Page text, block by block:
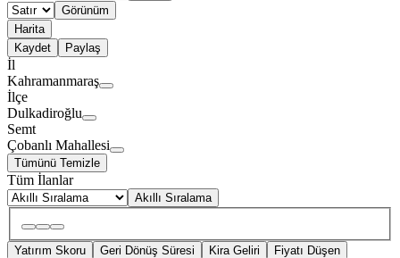
Görünüm
Harita
Kaydet
Paylaş
İl
Kahramanmaraş
İlçe
Dulkadiroğlu
Semt
Çobanlı Mahallesi
Tümünü Temizle
Tüm İlanlar
Akıllı Sıralama
Yatırım Skoru Geri Dönüş Süresi Kira Geliri
Fiyatı Düşen